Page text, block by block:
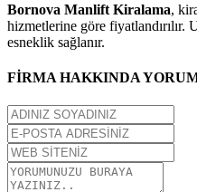
Bornova Manlift Kiralama,
hizmetlerine göre
esneklik sağlanır.
FİRMA HAKKINDA